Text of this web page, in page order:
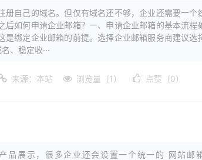
自己的域名。但仅有域名还不够，企业还需要一个
如何申请企业邮箱？一、申请企业邮箱的基本流程
绑定企业邮箱的前提。选择企业邮箱服务商建议选
、稳定收···
来源：本站 浏览量（1） 点赞（0）
品展示，很多企业还会设置一个统一的 网站邮